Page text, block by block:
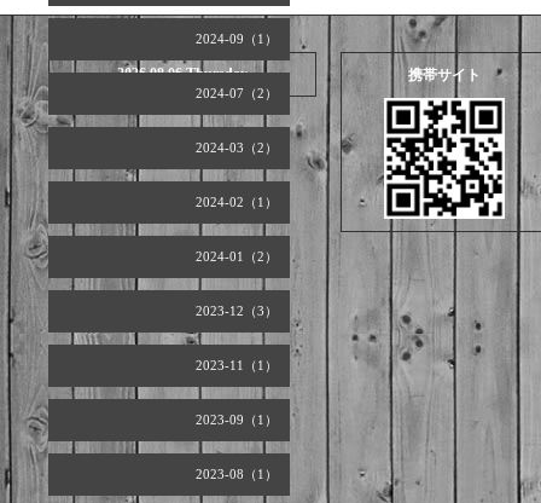
2024-09（1）
2024-07（2）
2024-03（2）
2024-02（1）
2024-01（2）
2023-12（3）
2023-11（1）
2023-09（1）
2023-08（1）
2026.08.06 Thursday 携帯サイト